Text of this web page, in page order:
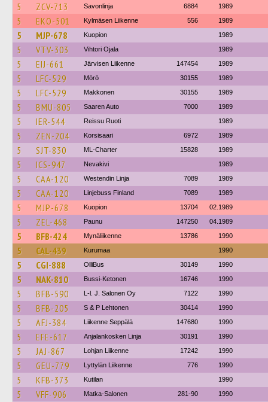
5 ZCV-713 Savonlinja 6884 1989
5 EKO-501 Kylmäsen Liikenne 556 1989
5 MJP-678 Kuopion 1989
5 VTV-303 Vihtori Ojala 1989
5 EIJ-661 Järvisen Liikenne 147454 1989
5 LFC-529 Mörö 30155 1989
5 LFC-529 Makkonen 30155 1989
5 BMU-805 Saaren Auto 7000 1989
5 IER-544 Reissu Ruoti 1989
5 ZEN-204 Korsisaari 6972 1989
5 SJT-830 ML-Charter 15828 1989
5 ICS-947 Nevakivi 1989
5 CAA-120 Westendin Linja 7089 1989
5 CAA-120 Linjebuss Finland 7089 1989
5 MJP-678 Kuopion 13704 02.1989
5 ZEL-468 Paunu 147250 04.1989
5 BFB-424 Mynäliikenne 13786 1990
5 CAL-439 Kurumaa 1990
5 CGI-888 OlliBus 30149 1990
5 NAK-810 Bussi-Ketonen 16746 1990
5 BFB-590 L-l. J. Salonen Oy 7122 1990
5 BFB-205 S & P Lehtonen 30414 1990
5 AFJ-384 Liikenne Seppälä 147680 1990
5 EFE-617 Anjalankosken Linja 30191 1990
5 JAJ-867 Lohjan Liikenne 17242 1990
5 GEU-779 Lyttylän Liikenne 776 1990
5 KFB-373 Kutilan 1990
5 VFF-906 Matka-Salonen 281-90 1990